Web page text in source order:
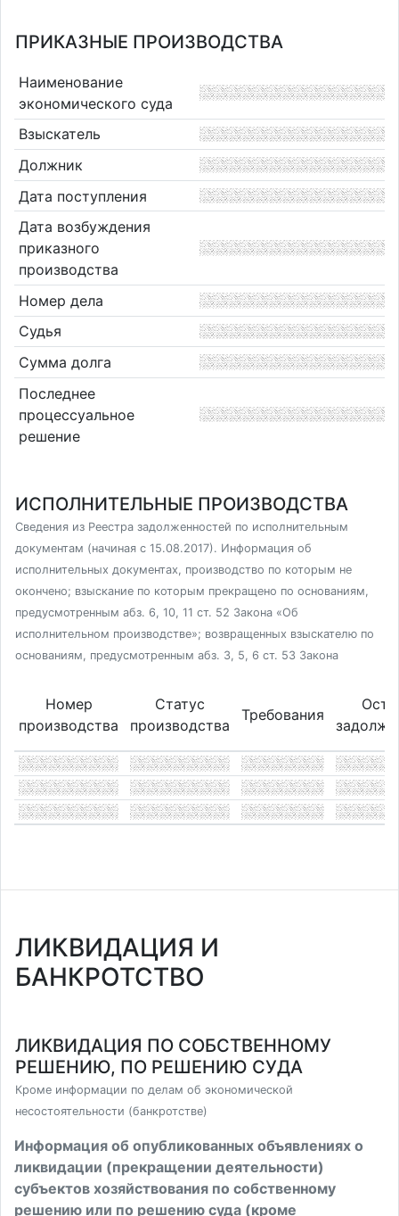
ПРИКАЗНЫЕ ПРОИЗВОДСТВА
Наименование
экономического суда
Взыскатель
Должник
Дата поступления
Дата возбуждения
приказного
производства
Номер дела
Судья
Сумма долга
Последнее
процессуальное
решение
ИСПОЛНИТЕЛЬНЫЕ ПРОИЗВОДСТВА
Сведения из Реестра задолженностей по исполнительным
документам (начиная с 15.08.2017). Информация об
исполнительных документах, производство по которым не
окончено; взыскание по которым прекращено по основаниям,
предусмотренным абз. 6, 10, 11 ст. 52 Закона «Об
исполнительном производстве»; возвращенных взыскателю по
основаниям, предусмотренным абз. 3, 5, 6 ст. 53 Закона
Номер
производства
Статус
производства
Требования
ЛИКВИДАЦИЯ И
БАНКРОТСТВО
ЛИКВИДАЦИЯ ПО СОБСТВЕННОМУ
РЕШЕНИЮ, ПО РЕШЕНИЮ СУДА
Кроме информации по делам об экономической
несостоятельности (банкротстве)
Информация об опубликованных объявлениях о
ликвидации (прекращении деятельности)
субъектов хозяйствования по собственному
решению или по решению суда (кроме